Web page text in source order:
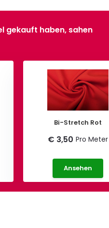
gekauft haben, sahen
Bi-Stretch Rot
€ 3,50 Pro Meter
Ansehen